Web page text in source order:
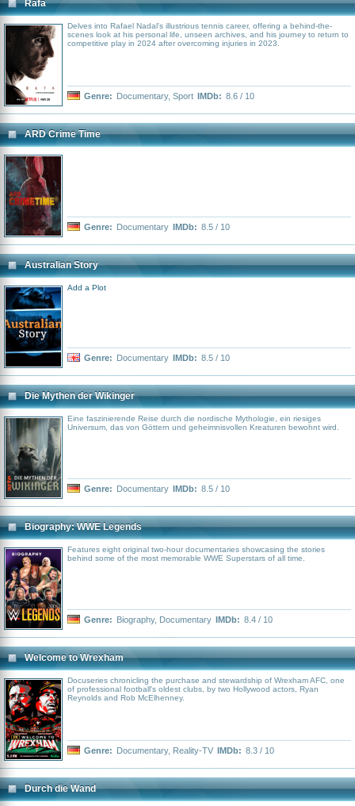
Rafa
Delves into Rafael Nadal's illustrious tennis career, offering a behind-the-
scenes look at his personal life, unseen archives, and his journey to return to
competitive play in 2024 after overcoming injuries in 2023.
Genre: Documentary, Sport IMDb: 8.6 / 10
ARD Crime Time
Genre: Documentary IMDb: 8.5 / 10
Australian Story
Add a Plot
Genre: Documentary IMDb: 8.5 / 10
Die Mythen der Wikinger
Eine faszinierende Reise durch die nordische Mythologie, ein riesiges
Universum, das von Göttern und geheimnisvollen Kreaturen bewohnt wird.
Genre: Documentary IMDb: 8.5 / 10
Biography: WWE Legends
Features eight original two-hour documentaries showcasing the stories
behind some of the most memorable WWE Superstars of all time.
Genre: Biography, Documentary IMDb: 8.4 / 10
Welcome to Wrexham
Docuseries chronicling the purchase and stewardship of Wrexham AFC, one
of professional football's oldest clubs, by two Hollywood actors, Ryan
Reynolds and Rob McElhenney.
Genre: Documentary, Reality-TV IMDb: 8.3 / 10
Durch die Wand